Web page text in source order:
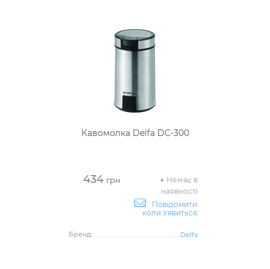
Кавомолка Delfa DC-300
434 грн
Немає в
наявності
Повідомити
коли з'явиться
Бренд: Delfa